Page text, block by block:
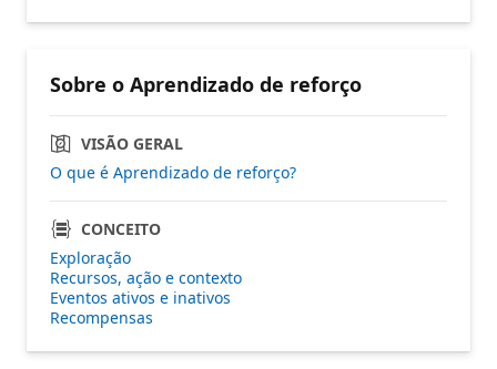
Sobre o Aprendizado de reforço
VISÃO GERAL
O que é Aprendizado de reforço?
CONCEITO
Exploração
Recursos, ação e contexto
Eventos ativos e inativos
Recompensas